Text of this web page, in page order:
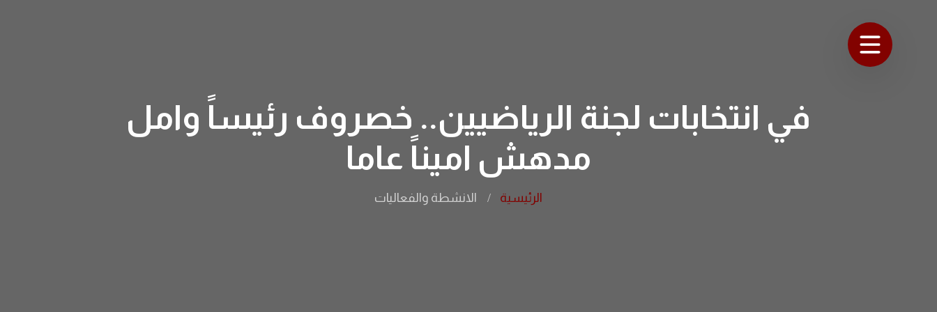
في انتخابات لجنة الرياضيين.. خصروف رئيساً وامل
مدهش اميناً عاما
الرئيسية الانشطة والفعاليات